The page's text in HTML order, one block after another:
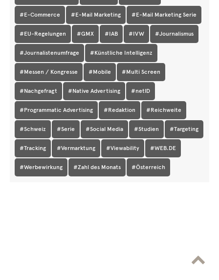
#E-Commerce #E-Mail Marketing #E-Mail Marketing Serie
#EU-Regelungen #GMX #IAB #IVW #Journalismus
#Journalistenumfrage #Künstliche Intelligenz
#Messen / Kongresse #Mobile #Multi Screen
#Nachgefragt #Native Advertising #netID
#Programmatic Advertising #Redaktion #Reichweite
#Schweiz #Serie #Social Media #Studien #Targeting
#Tracking #Vermarktung #Viewability #WEB.DE
#Werbewirkung #Zahl des Monats #Österreich
